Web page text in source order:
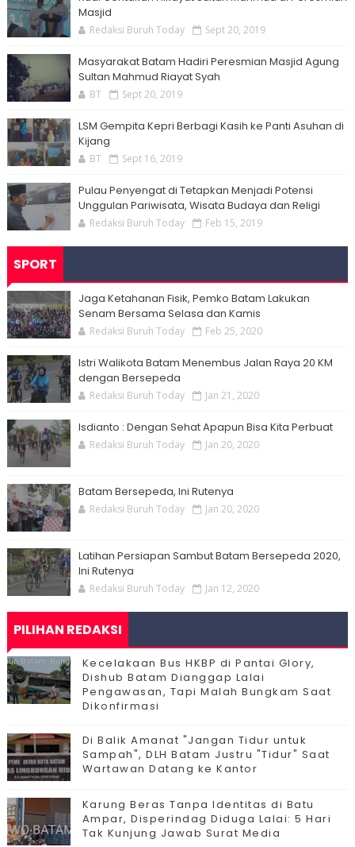
Masjid
Redaksi Buruh Today Sept 20, 2019
Masyarakat Batam Hadiri Peresmian Masjid Agung
Sultan Mahmud Riayat Syah
BT Sept 20, 2019
LSM Gempita Kepri Berbagi Kasih ke Panti Asuhan di
Kijang
BT Sept 16, 2019
Pulau Penyengat di Tetapkan Menjadi Potensi
Unggulan Pariwisata, Wisata Budaya dan Religi
Redaksi Buruh Today Feb 15, 2019
SPORT
Jaga Ketahanan Fisik, Pemko Batam Lakukan
Senam Bersama Selasa dan Kamis
Redaksi Buruh Today Feb 25, 2020
Istri Walikota Batam Menembus Jalan Raya 20 KM
dengan Bersepeda
Redaksi Buruh Today Jan 21, 2020
Isdianto : Dengan Sehat Apapun Bisa Kita Perbuat
Redaksi Buruh Today Jan 20, 2020
Batam Bersepeda, Ini Rutenya
Redaksi Buruh Today Jan 20, 2020
Latihan Persiapan Sambut Batam Bersepeda 2020,
Ini Rutenya
Redaksi Buruh Today Jan 12, 2020
PILIHAN REDAKSI
Kecelakaan Bus HKBP di Pantai Glory,
Dishub Batam Dianggap Lalai
Pengawasan, Tapi Malah Bungkam Saat
Dikonfirmasi
Di Balik Amanat "Jangan Tidur untuk
Sampah", DLH Batam Justru "Tidur" Saat
Wartawan Datang ke Kantor
Karung Beras Tanpa Identitas di Batu
Ampar, Disperindag Diduga Lalai: 5 Hari
Tak Kunjung Jawab Surat Media